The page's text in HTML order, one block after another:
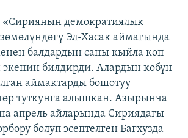
демократиялык
Эл-Хасак аймагында
балдардын саны кыйла көп
билдирди. Алардын көбүн
аймактарды бошотуу
туткунга алышкан. Азырынча
апрель айларында Сириядагы
болуп эсептелген Багхузда